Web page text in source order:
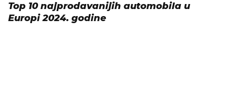
Top 10 najprodavanijih automobila u
Europi 2024. godine